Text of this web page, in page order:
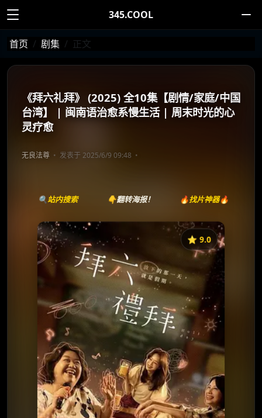
345.COOL
首页 剧集 正文
《拜六礼拜》 (2025) 全10集【剧情/家庭/中国
台湾】 | 闽南语治愈系慢生活 | 周末时光的心
灵疗愈
无良法尊 发表于 2025/6/9 09:48
🔍站内搜索 👇翻转海报！ 🔥找片神器🔥
⭐️ 9.0
《拜六礼拜》
⭐
收藏
⭐️ 评分：9.0 | 🎬 2025年
✅ 已完结
夸克网盘